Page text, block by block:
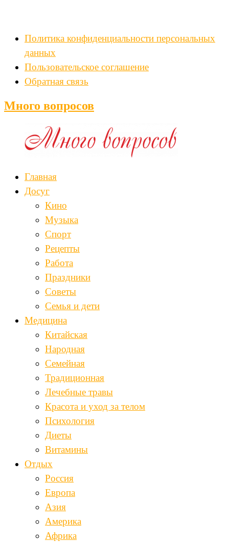
Политика конфиденциальности персональных
данных
Пользовательское соглашение
Обратная связь
Много вопросов
Главная
Досуг
Кино
Музыка
Спорт
Рецепты
Работа
Праздники
Советы
Семья и дети
Медицина
Китайская
Народная
Семейная
Традиционная
Лечебные травы
Красота и уход за телом
Психология
Диеты
Витамины
Отдых
Россия
Европа
Азия
Америка
Африка